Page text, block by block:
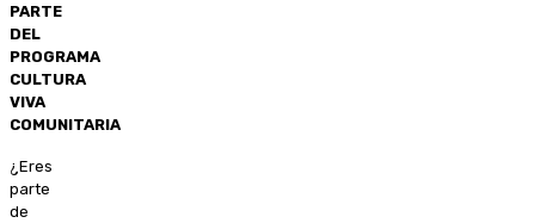
PARTE
DEL
PROGRAMA
CULTURA
VIVA
COMUNITARIA
¿Eres
parte
de